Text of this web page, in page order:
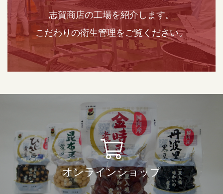
志賀商店の工場を紹介します。
こだわりの衛生管理をご覧ください。
オンラインショップ